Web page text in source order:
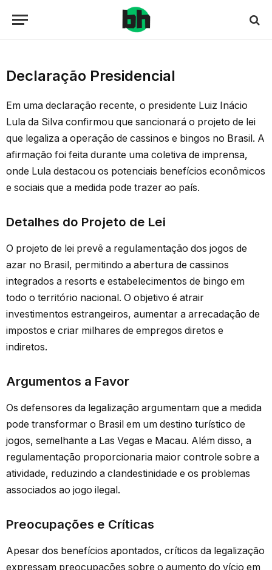
Declaração Presidencial
Em uma declaração recente, o presidente Luiz Inácio
Lula da Silva confirmou que sancionará o projeto de lei
que legaliza a operação de cassinos e bingos no Brasil. A
afirmação foi feita durante uma coletiva de imprensa,
onde Lula destacou os potenciais benefícios econômicos
e sociais que a medida pode trazer ao país.
Detalhes do Projeto de Lei
O projeto de lei prevê a regulamentação dos jogos de
azar no Brasil, permitindo a abertura de cassinos
integrados a resorts e estabelecimentos de bingo em
todo o território nacional. O objetivo é atrair
investimentos estrangeiros, aumentar a arrecadação de
impostos e criar milhares de empregos diretos e
indiretos.
Argumentos a Favor
Os defensores da legalização argumentam que a medida
pode transformar o Brasil em um destino turístico de
jogos, semelhante a Las Vegas e Macau. Além disso, a
regulamentação proporcionaria maior controle sobre a
atividade, reduzindo a clandestinidade e os problemas
associados ao jogo ilegal.
Preocupações e Críticas
Apesar dos benefícios apontados, críticos da legalização
expressam preocupações sobre o aumento do vício em